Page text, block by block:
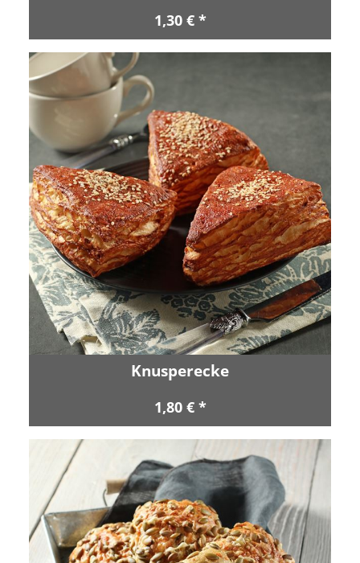
1,30 € *
Knusperecke
1,80 € *